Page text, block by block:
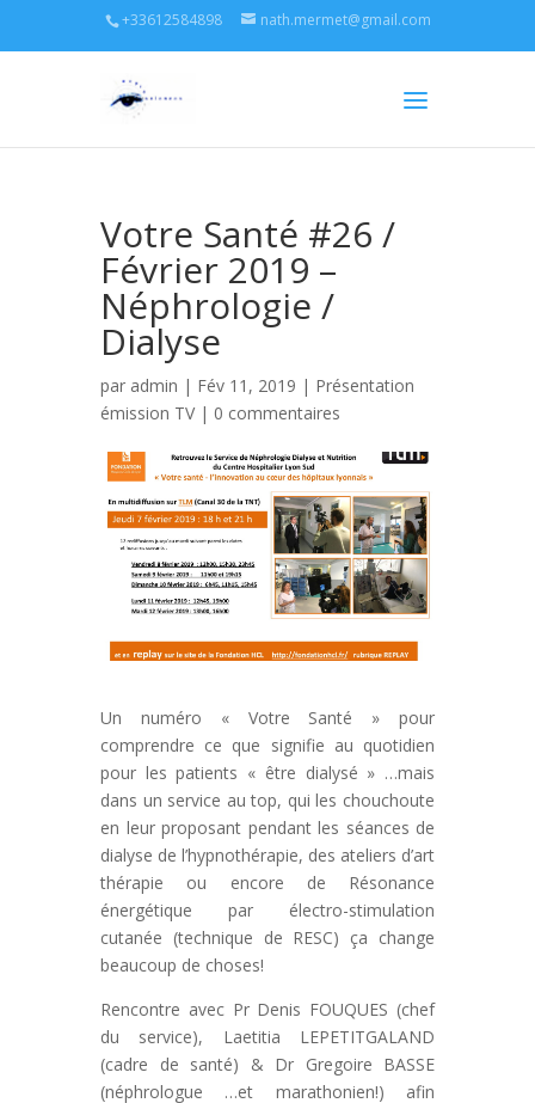
+33612584898 nath.mermet@gmail.com
Votre Santé #26 /
Février 2019 –
Néphrologie /
Dialyse
par admin | Fév 11, 2019 | Présentation
émission TV| 0 commentaires
Un numéro « Votre Santé » pour
comprendre ce que signifie au quotidien
pour les patients « être dialysé » …mais
dans un service au top, qui les chouchoute
en leur proposant pendant les séances de
dialyse de l’hypnothérapie, des ateliers d’art
thérapie ou encore de Résonance
énergétique par électro-stimulation
cutanée (technique de RESC) ça change
beaucoup de choses!
Rencontre avec Pr Denis FOUQUES (chef
du service), Laetitia LEPETITGALAND
(cadre de santé) & Dr Gregoire BASSE
(néphrologue …et marathonien!) afin